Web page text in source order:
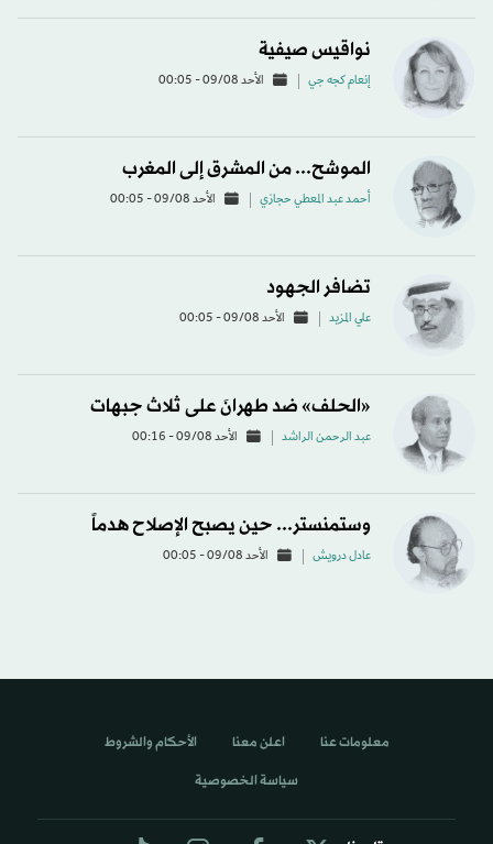
نواقيس صيفية
إنعام كجه جي الأحد 09/08 - 00:05
الموشح... من المشرق إلى المغرب
أحمد عبد المعطي حجازي الأحد 09/08 - 00:05
تضافر الجهود
علي المزيد الأحد 09/08 - 00:05
«الحلف» ضد طهرانَ على ثلاث جبهات
عبد الرحمن الراشد الأحد 09/08 - 00:16
وستمنستر... حين يصبح الإصلاح هدماً
عادل درويش الأحد 09/08 - 00:05
معلومات عنا اعلن معنا الأحكام والشروط
سياسة الخصوصية